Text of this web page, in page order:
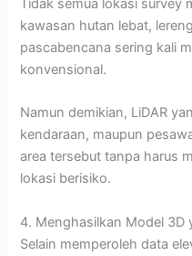
Tidak semua lokasi survey
kawasan hutan lebat,
pascabencana sering kali
konvensional.
Namun demikian, LiDAR
kendaraan, maupun
area tersebut tanpa harus
lokasi berisiko.
4. Menghasilkan Model 3D
Selain memperoleh data